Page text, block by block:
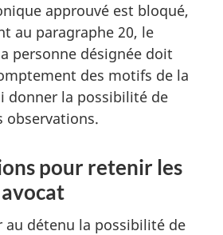
approuvé est bloqué,
au paragraphe 20, le
personne désignée doit
des motifs de la
donner la possibilité de
observations.
pour retenir les
détenu la possibilité de